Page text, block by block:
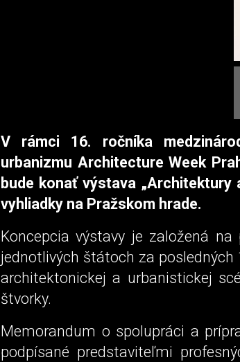
V rámci 16. ročníka
urbanizmu Architecture Week
bude konať výstava „Architektury
vyhliadky na Pražskom hrade.
Koncepcia výstavy je založená
jednotlivých štátoch za
architektonickej a urbanistickej
štvorky.
Memorandum o spolupráci a
podpísané predstaviteľmi